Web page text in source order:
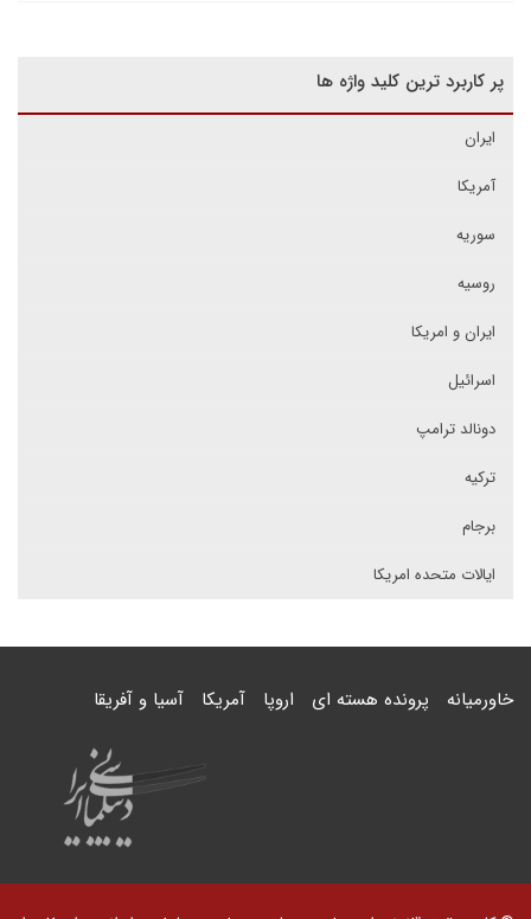
پر کاربرد ترین کلید واژه ها
ایران
آمریکا
سوریه
روسیه
ایران و امریکا
اسرائیل
دونالد ترامپ
ترکیه
برجام
ایالات متحده امریکا
خاورمیانه پرونده هسته ای اروپا آمریکا آسیا و آفریقا